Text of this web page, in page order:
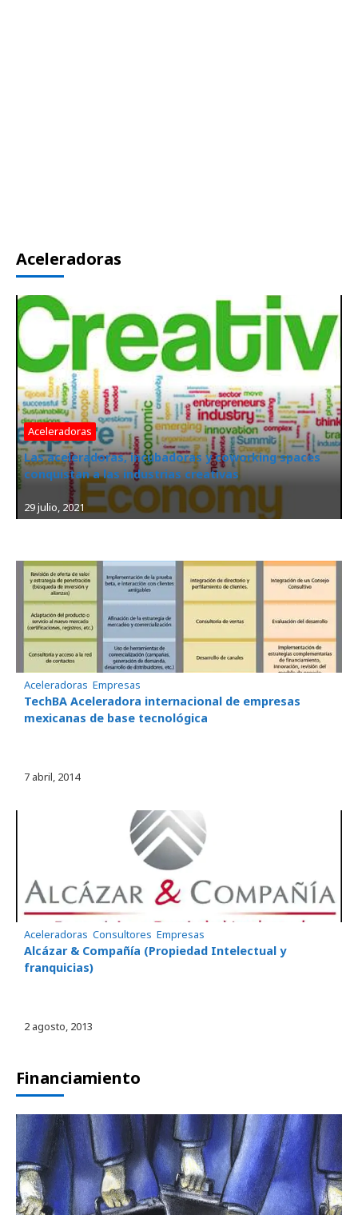
Aceleradoras
Aceleradoras
Las aceleradoras, incubadoras y coworking spaces
conquistan a las industrias creativas
29 julio, 2021
Aceleradoras Empresas
TechBA Aceleradora internacional de empresas
mexicanas de base tecnológica
7 abril, 2014
Aceleradoras Consultores Empresas
Alcázar & Compañía (Propiedad Intelectual y
franquicias)
2 agosto, 2013
Financiamiento